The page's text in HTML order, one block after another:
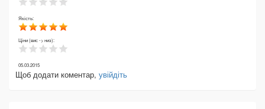
Якість:
Ціни (вис -> низ):
05.03.2015
Щоб додати коментар, увійдіть